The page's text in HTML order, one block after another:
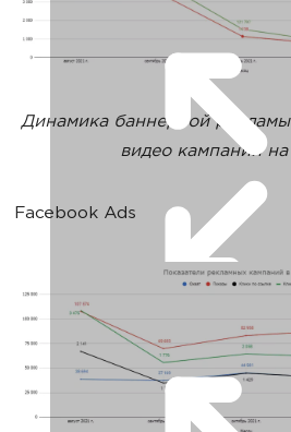
Динамика баннерной
видео кампаний
Facebook Ads